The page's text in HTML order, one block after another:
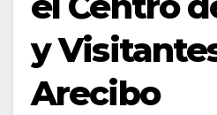
y
Arecibo